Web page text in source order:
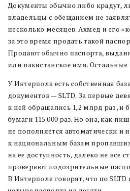
Документы обычно либо крадут,
владельцы с обещанием не
несколько месяцев. Ахмед и его
за это время продать такой
Продают обычно паспорта,
или пакистанское имя. Остальные
У Интерпола есть собственная
документов — SLTD. За первые
к ней обращались 1,2 млрд раз, и
бумаги 115 000 раз. Но она, как
не пополняется автоматически и
к национальным базам
на ее доступность, далеко не все
проверяют подозрительные
В Интерполе говорят, что по